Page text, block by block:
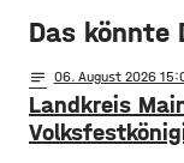
Das könnte
notes 06. August 2026
Landkreis